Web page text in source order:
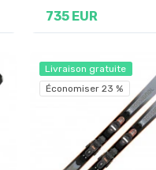
735 EUR
Livraison gratuite
Économiser 23 %